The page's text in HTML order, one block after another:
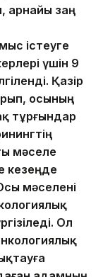
арнайы заң
істеуге
үшін 9
Қазір
осының
тұрғындар
мәселе
кезеңде
мәселені
Ол